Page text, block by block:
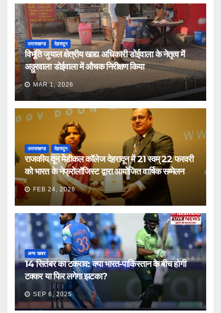
उत्तराखण्ड देहरादून
विभूति जुयाल क्षेत्रीय खाद्य अधिकारी डोईवाला के नेतृत्व में
अठ्ठुरवाला डोईवाला में औचक निरीक्षण किया
MAR 1, 2026
उत्तराखण्ड देहरादून
राजकीय दून मेडीकल कॉलेज देहरादून में 21 स्वम् 22 फरवरी
को भारत के नेफ्रोलॉजिस्ट द्वारा आयोजित वार्षिक सम्मेलन
FEB 24, 2026
अन्य खबर
14 सितंबर का टकराव: क्या भारत-पाकिस्तान के बीच होगी
टक्कर या फिर लगेगा झटका?
SEP 6, 2025